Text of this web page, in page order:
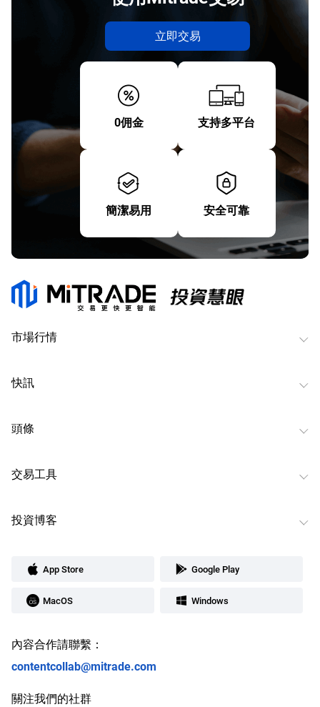
立即交易
0佣金 支持多平台
簡潔易用 安全可靠
市場行情
快訊
頭條
交易工具
投資博客
App Store Google Play
MacOS Windows
內容合作請聯繫：
contentcollab@mitrade.com
關注我們的社群